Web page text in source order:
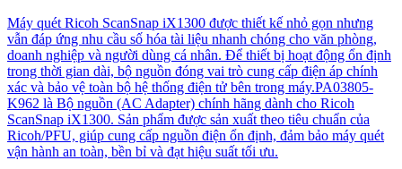
Máy quét Ricoh ScanSnap iX1300 được thiết kế nhỏ gọn nhưng
vẫn đáp ứng nhu cầu số hóa tài liệu nhanh chóng cho văn phòng,
doanh nghiệp và người dùng cá nhân. Để thiết bị hoạt động ổn định
trong thời gian dài, bộ nguồn đóng vai trò cung cấp điện áp chính
xác và bảo vệ toàn bộ hệ thống điện tử bên trong máy.PA03805-
K962 là Bộ nguồn (AC Adapter) chính hãng dành cho Ricoh
ScanSnap iX1300. Sản phẩm được sản xuất theo tiêu chuẩn của
Ricoh/PFU, giúp cung cấp nguồn điện ổn định, đảm bảo máy quét
vận hành an toàn, bền bỉ và đạt hiệu suất tối ưu.